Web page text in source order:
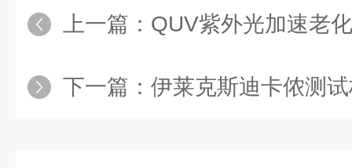
上一篇： QUV紫外光加速老
下一篇： 伊莱克斯迪卡侬测试标